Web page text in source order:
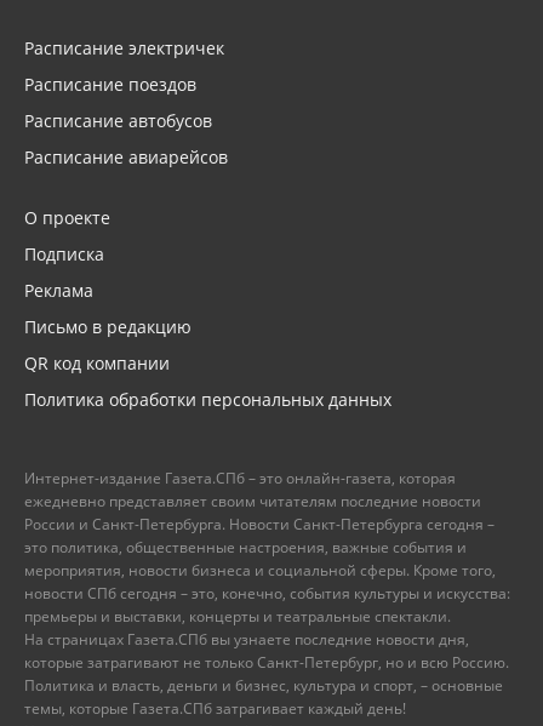
Расписание электричек
Расписание поездов
Расписание автобусов
Расписание авиарейсов
О проекте
Подписка
Реклама
Письмо в редакцию
QR код компании
Политика обработки персональных данных
Интернет-издание Газета.СПб – это онлайн-газета, которая
ежедневно представляет своим читателям последние новости
России и Санкт-Петербурга. Новости Санкт-Петербурга сегодня –
это политика, общественные настроения, важные события и
мероприятия, новости бизнеса и социальной сферы. Кроме того,
новости СПб сегодня – это, конечно, события культуры и искусства:
премьеры и выставки, концерты и театральные спектакли.
На страницах Газета.СПб вы узнаете последние новости дня,
которые затрагивают не только Санкт-Петербург, но и всю Россию.
Политика и власть, деньги и бизнес, культура и спорт, – основные
темы, которые Газета.СПб затрагивает каждый день!